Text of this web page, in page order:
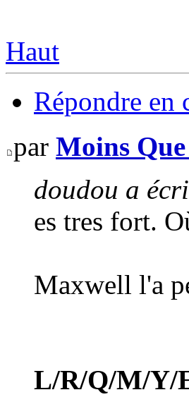
Haut
Répondre en
par Moins
doudou a
es tres fort.
Maxwell l'a
L/R/Q/M/Y/